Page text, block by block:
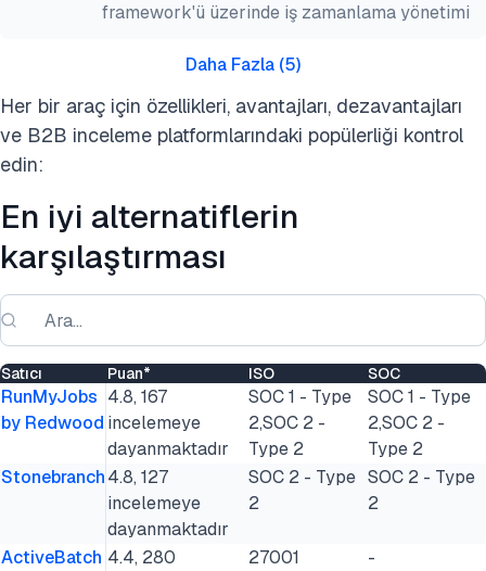
framework'ü üzerinde iş zamanlama yönetimi
Daha Fazla (5)
Her bir araç için özellikleri, avantajları, dezavantajları
ve B2B inceleme platformlarındaki popülerliği kontrol
edin:
En iyi alternatiflerin
karşılaştırması
Satıcı Puan* ISO SOC
RunMyJobs
by Redwood
4.8, 167
incelemeye
dayanmaktadır
SOC 1 - Type
2,SOC 2 -
Type 2
SOC 1 - Type
2,SOC 2 -
Type 2
Stonebranch4.8, 127
incelemeye
dayanmaktadır
SOC 2 - Type
2
SOC 2 - Type
2
ActiveBatch 4.4, 280
27001 -